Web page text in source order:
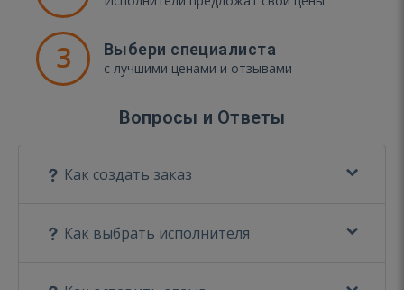
3 Выбери специалиста
с лучшими ценами и отзывами
Вопросы и Ответы
Как создать заказ
Как выбрать исполнителя